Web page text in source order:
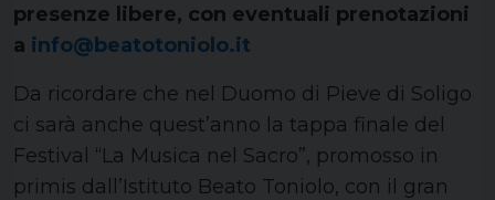
presenze libere, con eventuali prenotazioni
a info@beatotoniolo.it
Da ricordare che nel Duomo di Pieve di Soligo
ci sarà anche quest’anno la tappa finale del
Festival “La Musica nel Sacro”, promosso in
primis dall’Istituto Beato Toniolo, con il gran